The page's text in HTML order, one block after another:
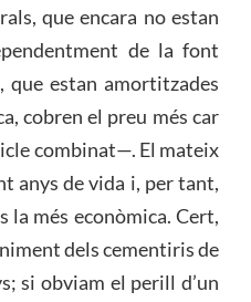
que encara no estan
de la font
que estan amortitzades
cobren el preu més car
combinat—. El mateix
anys de vida i, per tant,
la més econòmica. Cert,
dels cementiris de
si obviam el perill d’un